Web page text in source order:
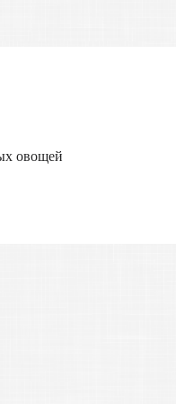
овощей